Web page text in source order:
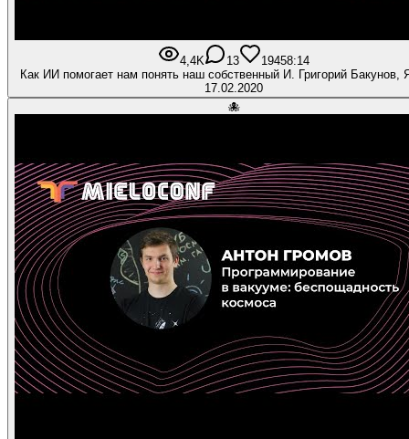
4,4K 13 19458:14
Как ИИ помогает нам понять наш собственный И. Григорий Бакунов,
17.02.2020
🐙